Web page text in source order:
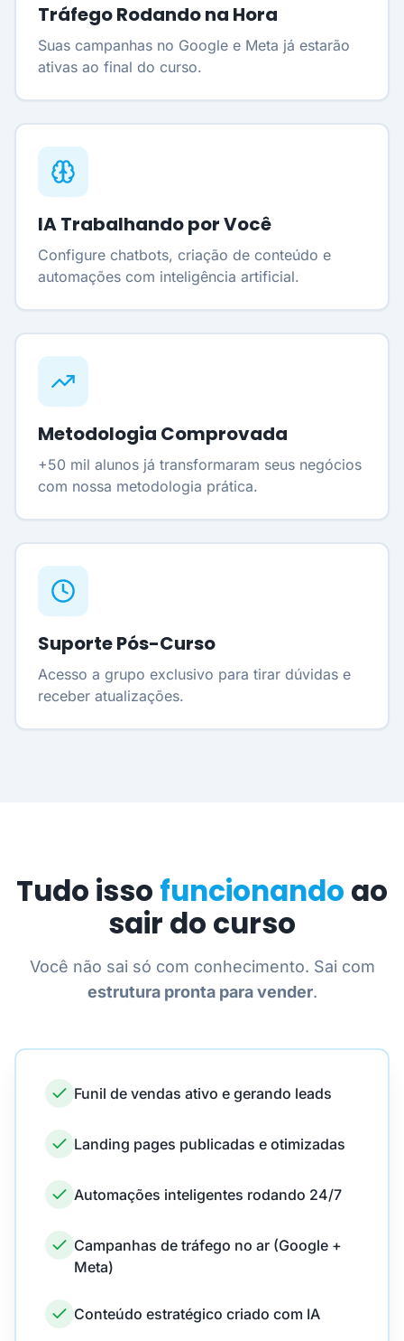
Tráfego Rodando na Hora
Suas campanhas no Google e Meta já estarão
ativas ao final do curso.
IA Trabalhando por Você
Configure chatbots, criação de conteúdo e
automações com inteligência artificial.
Metodologia Comprovada
+50 mil alunos já transformaram seus negócios
com nossa metodologia prática.
Suporte Pós-Curso
Acesso a grupo exclusivo para tirar dúvidas e
receber atualizações.
Tudo isso funcionando ao
sair do curso
Você não sai só com conhecimento. Sai com
estrutura pronta para vender.
Funil de vendas ativo e gerando leads
Landing pages publicadas e otimizadas
Automações inteligentes rodando 24/7
Campanhas de tráfego no ar (Google +
Meta)
Conteúdo estratégico criado com IA